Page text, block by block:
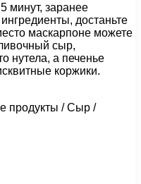
минут, заранее
достаньте
маскарпоне можете
сыр,
нутела, а печенье
коржики.
продукты / Сыр /